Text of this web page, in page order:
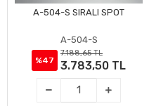
A-504-S SIRALI SPOT
A-504-S
%47
7.188,65 TL
3.783,50 TL